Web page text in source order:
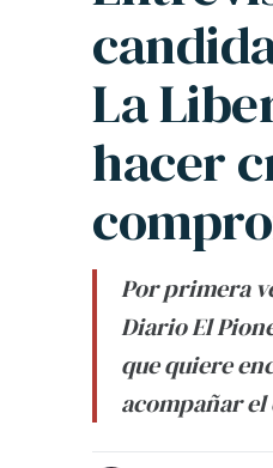
La
hacer
Por primera
Diario El
que quiere
acompañar